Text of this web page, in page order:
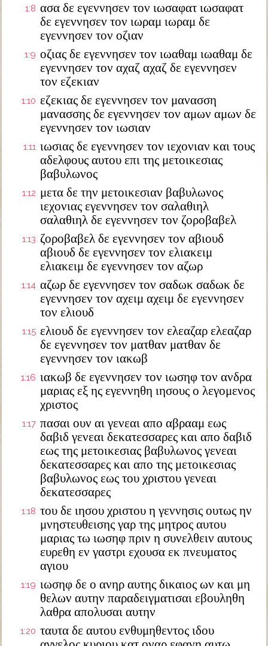
1:8 ασα δε εγεννησεν τον ιωσαφατ ιωσαφατ
δε εγεννησεν τον ιωραμ ιωραμ δε
εγεννησεν τον οζιαν
1:9 οζιας δε εγεννησεν τον ιωαθαμ ιωαθαμ δε
εγεννησεν τον αχαζ αχαζ δε εγεννησεν
τον εζεκιαν
1:10 εζεκιας δε εγεννησεν τον μανασση
μανασσης δε εγεννησεν τον αμων αμων δε
εγεννησεν τον ιωσιαν
1:11 ιωσιας δε εγεννησεν τον ιεχονιαν και τους
αδελφους αυτου επι της μετοικεσιας
βαβυλωνος
1:12 μετα δε την μετοικεσιαν βαβυλωνος
ιεχονιας εγεννησεν τον σαλαθιηλ
σαλαθιηλ δε εγεννησεν τον ζοροβαβελ
1:13 ζοροβαβελ δε εγεννησεν τον αβιουδ
αβιουδ δε εγεννησεν τον ελιακειμ
ελιακειμ δε εγεννησεν τον αζωρ
1:14 αζωρ δε εγεννησεν τον σαδωκ σαδωκ δε
εγεννησεν τον αχειμ αχειμ δε εγεννησεν
τον ελιουδ
1:15 ελιουδ δε εγεννησεν τον ελεαζαρ ελεαζαρ
δε εγεννησεν τον ματθαν ματθαν δε
εγεννησεν τον ιακωβ
1:16 ιακωβ δε εγεννησεν τον ιωσηφ τον ανδρα
μαριας εξ ης εγεννηθη ιησους ο λεγομενος
χριστος
1:17 πασαι ουν αι γενεαι απο αβρααμ εως
δαβιδ γενεαι δεκατεσσαρες και απο δαβιδ
εως της μετοικεσιας βαβυλωνος γενεαι
δεκατεσσαρες και απο της μετοικεσιας
βαβυλωνος εως του χριστου γενεαι
δεκατεσσαρες
1:18 του δε ιησου χριστου η γεννησις ουτως ην
μνηστευθεισης γαρ της μητρος αυτου
μαριας τω ιωσηφ πριν η συνελθειν αυτους
ευρεθη εν γαστρι εχουσα εκ πνευματος
αγιου
1:19 ιωσηφ δε ο ανηρ αυτης δικαιος ων και μη
θελων αυτην παραδειγματισαι εβουληθη
λαθρα απολυσαι αυτην
1:20 ταυτα δε αυτου ενθυμηθεντος ιδου